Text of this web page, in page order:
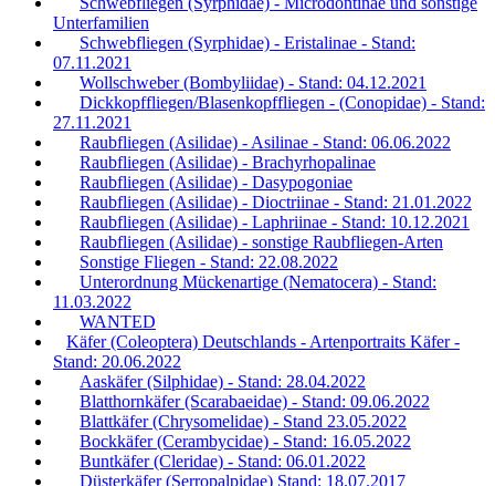
Unterfamilien
Schwebfliegen (Syrphidae) - Eristalinae - Stand:
07.11.2021
Wollschweber (Bombyliidae) - Stand: 04.12.2021
Dickkopffliegen/Blasenkopffliegen - (Conopidae) - Stand:
27.11.2021
Raubfliegen (Asilidae) - Asilinae - Stand: 06.06.2022
Raubfliegen (Asilidae) - Brachyrhopalinae
Raubfliegen (Asilidae) - Dasypogoniae
Raubfliegen (Asilidae) - Dioctriinae - Stand: 21.01.2022
Raubfliegen (Asilidae) - Laphriinae - Stand: 10.12.2021
Raubfliegen (Asilidae) - sonstige Raubfliegen-Arten
Sonstige Fliegen - Stand: 22.08.2022
Unterordnung Mückenartige (Nematocera) - Stand:
11.03.2022
WANTED
Käfer (Coleoptera) Deutschlands - Artenportraits Käfer -
Stand: 20.06.2022
Aaskäfer (Silphidae) - Stand: 28.04.2022
Blatthornkäfer (Scarabaeidae) - Stand: 09.06.2022
Blattkäfer (Chrysomelidae) - Stand 23.05.2022
Bockkäfer (Cerambycidae) - Stand: 16.05.2022
Buntkäfer (Cleridae) - Stand: 06.01.2022
Düsterkäfer (Serropalpidae) Stand: 18.07.2017